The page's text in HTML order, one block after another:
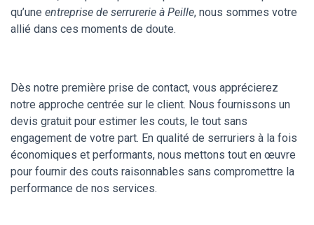
qu’une entreprise de serrurerie à Peille, nous sommes votre
allié dans ces moments de doute.
Dès notre première prise de contact, vous apprécierez
notre approche centrée sur le client. Nous fournissons un
devis gratuit pour estimer les couts, le tout sans
engagement de votre part. En qualité de serruriers à la fois
économiques et performants, nous mettons tout en œuvre
pour fournir des couts raisonnables sans compromettre la
performance de nos services.